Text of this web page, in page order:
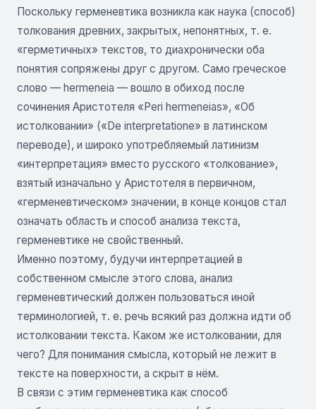
Поскольку герменевтика возникла как наука (способ)
толкования древних, закрытых, непонятных, т. е.
«герметичных» текстов, то диахронически оба
понятия сопряжены друг с другом. Само греческое
слово — hermeneia — вошло в обиход после
сочинения Аристотеля «Peri hermeneias», «Об
истолковании» («De interpretatione» в латинском
переводе), и широко употребляемый латинизм
«интерпретация» вместо русского «толкование»,
взятый изначально у Аристотеля в первичном,
«герменевтическом» значении, в конце концов стал
означать область и способ анализа текста,
герменевтике не свойственный.
Именно поэтому, будучи интерпретацией в
собственном смысле этого слова, анализ
герменевтический должен пользоваться иной
терминологией, т. е. речь всякий раз должна идти об
истолковании текста. Каком же истолковании, для
чего? Для понимания смысла, который не лежит в
тексте на поверхности, а скрыт в нём.
В связи с этим герменевтика как способ